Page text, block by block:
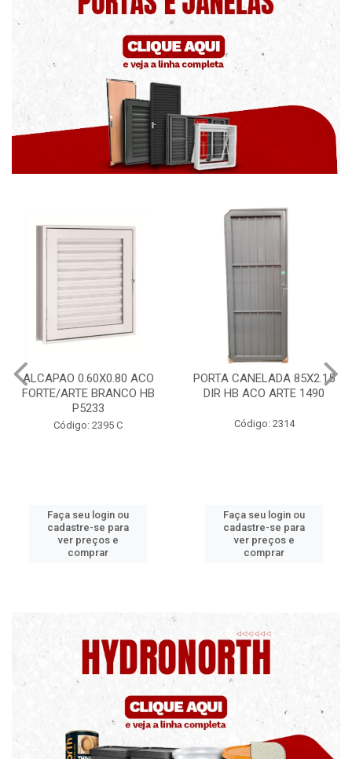
PORTA CANELADA 85X2.15
DIR HB ACO ARTE 1490
Código: 2314
Faça seu login ou
cadastre-se para
ver preços e
comprar
PORTA LAMINADA
DIR POP/MIX HB
Código: 2340
Faça seu login ou
cadastre-se para
ver preços e
comprar